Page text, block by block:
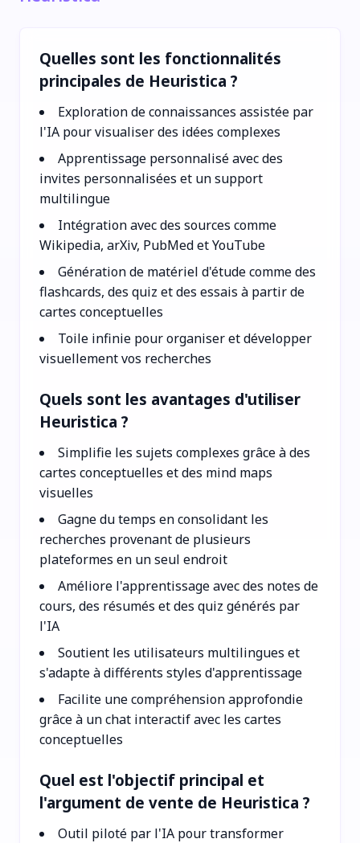
Quelles sont les fonctionnalités
principales de Heuristica ?
Exploration de connaissances assistée par
l'IA pour visualiser des idées complexes
Apprentissage personnalisé avec des
invites personnalisées et un support
multilingue
Intégration avec des sources comme
Wikipedia, arXiv, PubMed et YouTube
Génération de matériel d'étude comme des
flashcards, des quiz et des essais à partir de
cartes conceptuelles
Toile infinie pour organiser et développer
visuellement vos recherches
Quels sont les avantages d'utiliser
Heuristica ?
Simplifie les sujets complexes grâce à des
cartes conceptuelles et des mind maps
visuelles
Gagne du temps en consolidant les
recherches provenant de plusieurs
plateformes en un seul endroit
Améliore l'apprentissage avec des notes de
cours, des résumés et des quiz générés par
l'IA
Soutient les utilisateurs multilingues et
s'adapte à différents styles d'apprentissage
Facilite une compréhension approfondie
grâce à un chat interactif avec les cartes
conceptuelles
Quel est l'objectif principal et
l'argument de vente de Heuristica ?
Outil piloté par l'IA pour transformer